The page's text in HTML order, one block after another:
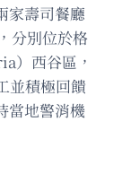
家壽司餐廳
分別位於格
）西谷區，
並積極回饋
當地警消機